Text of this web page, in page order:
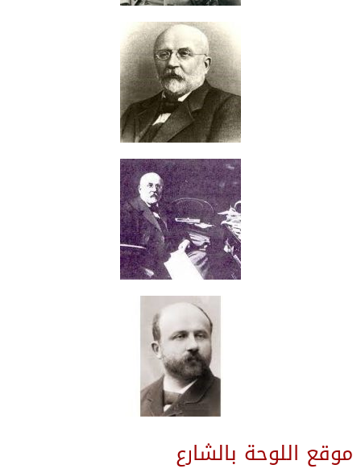
موقع اللوحة بالشارع